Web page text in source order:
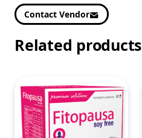
Contact Vendor
Related products